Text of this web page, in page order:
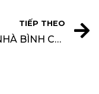
TIẾP THEO
NGÔI NHÀ BÌNH CHÁNH CỔ ĐIỂN CÁCH TÂN